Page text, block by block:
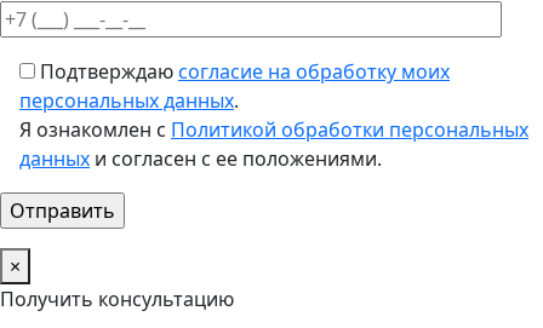
Подтверждаюсогласие на обработку моих
персональных данных.
Я ознакомлен с Политикой обработки персональных
данных и согласен с ее положениями.
×
Получить консультацию